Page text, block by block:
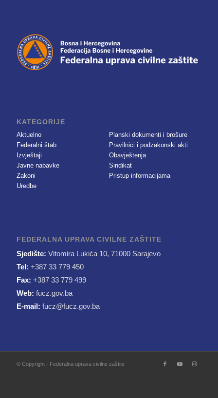
KATEGORIJE
Aktuelno
Federalni štab
Izvještaji
Javne nabavke
Zakoni
Uredbe
Planski dokumenti i brošure
Pravilnici i podzakonski akti
Obavještenja
Sindikat
Pristup informacijama
FEDERALNA UPRAVA CIVILNE ZAŠTITE
Sjedište: Vitomira Lukića 10, 71000 Sarajevo
Tel: +387 33 779 450
Fax: +387 33 779 499
Web: fucz.gov.ba
E-mail: fucz@fucz.gov.ba
© Copyright - Federalna uprava civilne zaštite